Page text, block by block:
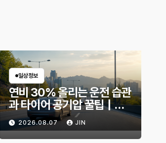
일상정보
연비 30% 올리는 운전 습관
과 타이어 공기압 꿀팁｜주
유비가 달라지는 핵심은?
2026.08.07 JIN